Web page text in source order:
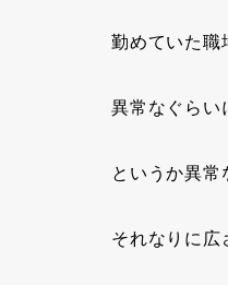
勤めていた職
異常なぐらい
というか異常
それなりに広